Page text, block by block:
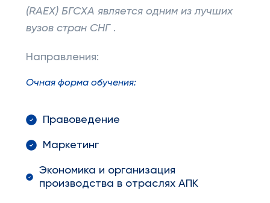
(RAEX) БГСХА является одним из лучших
вузов стран СНГ .
Направления:
Очная форма обучения:
Правоведение
Маркетинг
Экономика и организация
производства в отраслях АПК